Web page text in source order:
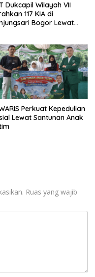
Dukcapil Wilayah VII
117 KIA di
Bogor Lewat
Perkuat Kepedulian
Lewat Santunan Anak
Ruas yang wajib